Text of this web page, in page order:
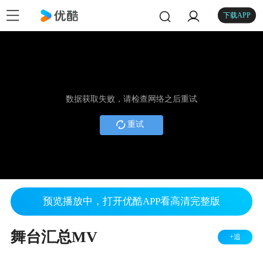
下载APP
数据获取失败，请检查网络之后重试
重试
预览播放中，打开优酷APP看高清完整版
舞台汇总MV +追